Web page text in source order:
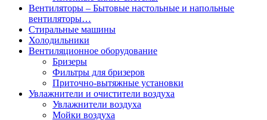
Вентиляторы – Бытовые настольные и напольные
вентиляторы…
Стиральные машины
Холодильники
Вентиляционное оборудование
Бризеры
Фильтры для бризеров
Приточно-вытяжные установки
Увлажнители и очистители воздуха
Увлажнители воздуха
Мойки воздуха